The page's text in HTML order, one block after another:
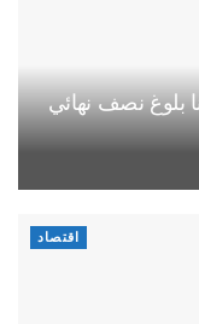
بلوغ نصف نهائي
اقتصاد